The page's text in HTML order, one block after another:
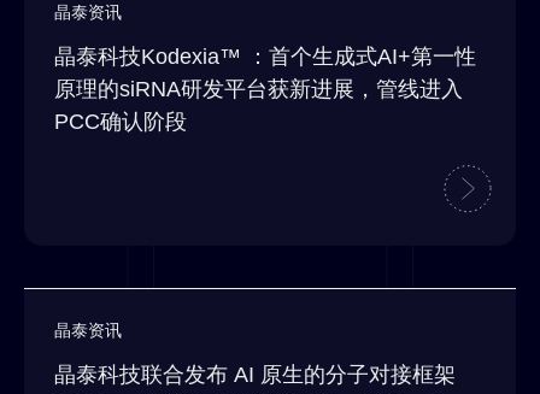
晶泰资讯
晶泰科技Kodexia™ ：首个生成式AI+第一性
原理的siRNA研发平台获新进展，管线进入
PCC确认阶段
晶泰资讯
晶泰科技联合发布 AI 原生的分子对接框架